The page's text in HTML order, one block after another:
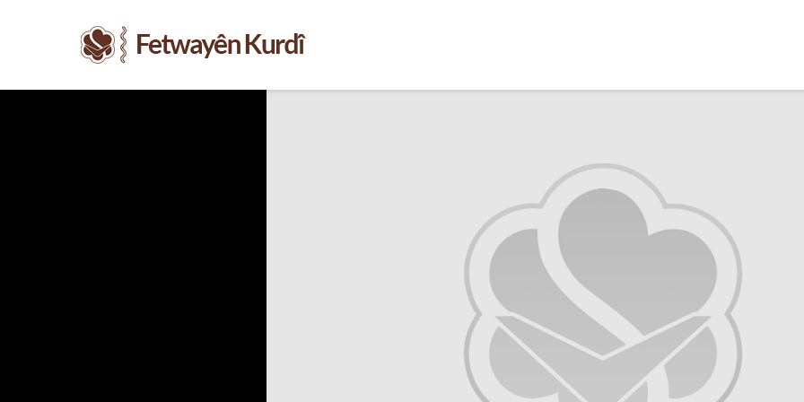
wê sê caran maç
bike û bibe ser
eniya xwe?
2781 Nîşandan
Ma tu mehzûra wê
heye mirov biçe Rî
û Xirqeyê Pîroz ê
Pêxemberê me
bibine?